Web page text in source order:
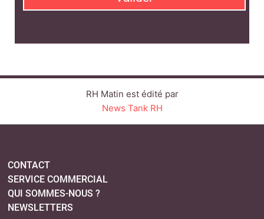
QUI SOMMES-NOUS ?
LINKEDINTWITTERFACEBOOK
MENTIONS LÉGALES
POLITIQUE DE CONFIDENTIALITÉ
COOKIES